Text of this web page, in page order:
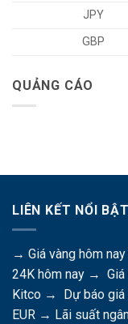
JPY
GBP
QUẢNG CÁO
LIÊN KẾT NỔI BẬT
→ Giá vàng hôm nay
24K hôm nay →
Kitco → Dự báo
EUR → Lãi suất